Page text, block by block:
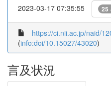
2023-03-17 07:35:55 25
https://ci.nii.ac.jp/naid/
(info:doi/10.15027/43020)
言及状況